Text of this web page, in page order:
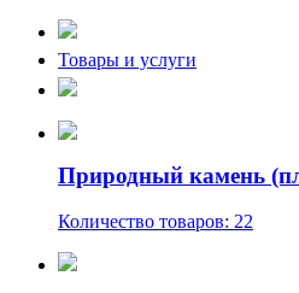
Товары и услуги
Природный камень
Количество товаров: 22